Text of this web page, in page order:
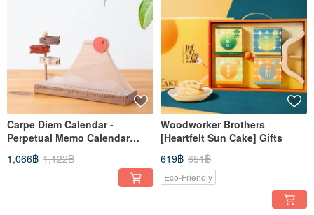
Carpe Diem Calendar -
Perpetual Memo Calendar
*New Arrival* Gift Present
1,066฿ 1,122฿
Woodworker Brothers
[Heartfelt Sun Cake] Gifts
619฿ 651฿
Eco-Friendly